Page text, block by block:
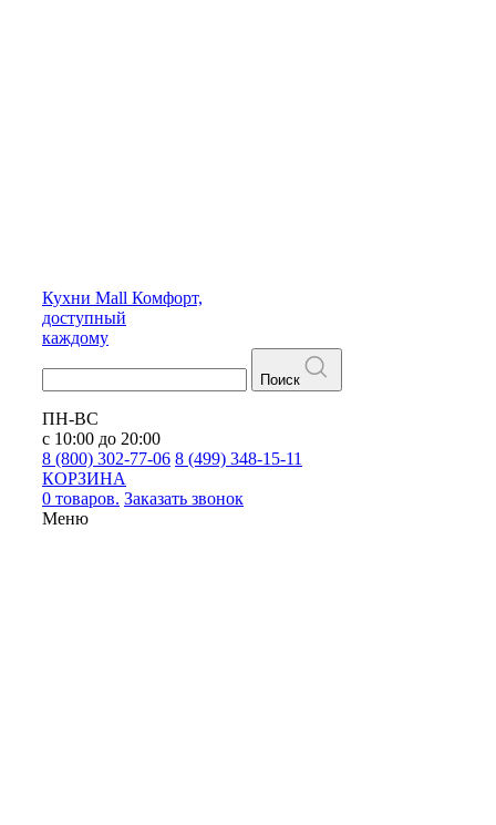
Кухни Mall Комфорт,
доступный
каждому
Поиск
ПН-ВС
с 10:00 до 20:00
8 (800) 302-77-06 8 (499) 348-15-11
КОРЗИНА
0 товаров. Заказать звонок
Меню